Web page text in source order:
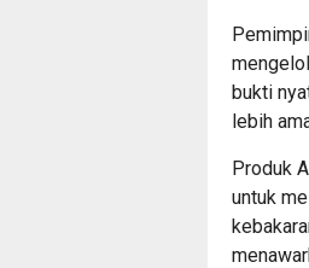
bukti
lebih
Produk
untuk